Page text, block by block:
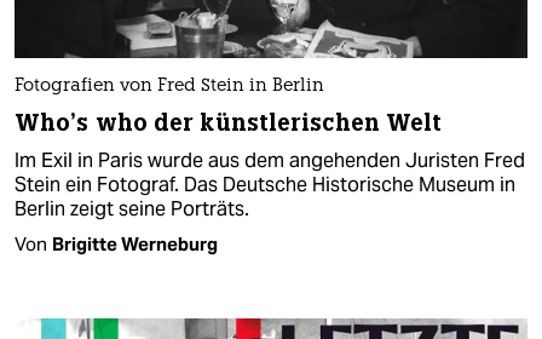
Fotografien von Fred Stein in Berlin
Who’s who der künstlerischen Welt
Im Exil in Paris wurde aus dem angehenden Juristen Fred
Stein ein Fotograf. Das Deutsche Historische Museum in
Berlin zeigt seine Porträts.
Von Brigitte Werneburg